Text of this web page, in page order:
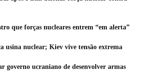
que forças nucleares entrem “em alerta”
usina nuclear; Kiev vive tensão extrema
governo ucraniano de desenvolver armas